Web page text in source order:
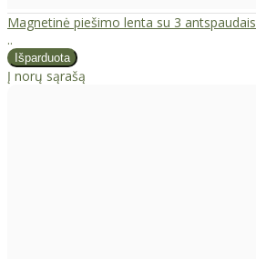
Magnetinė piešimo lenta su 3 antspaudais
..
Į norų sąrašą